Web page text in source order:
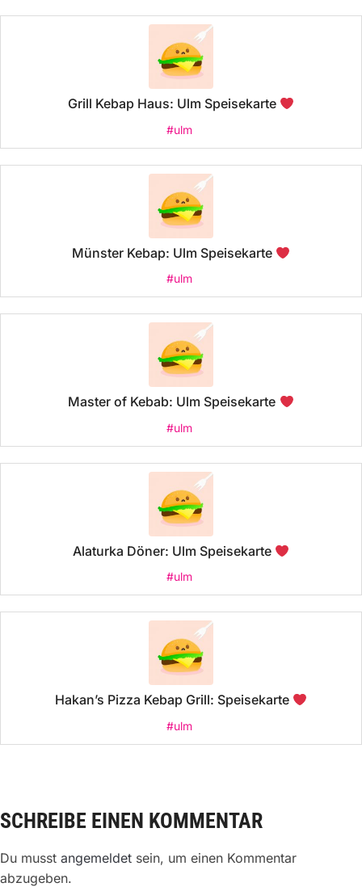
Grill Kebap Haus: Ulm Speisekarte
#ulm
Münster Kebap: Ulm Speisekarte
#ulm
Master of Kebab: Ulm Speisekarte
#ulm
Alaturka Döner: Ulm Speisekarte
#ulm
Hakan’s Pizza Kebap Grill: Speisekarte
#ulm
SCHREIBE EINEN KOMMENTAR
Du musst angemeldet sein, um einen Kommentar
abzugeben.